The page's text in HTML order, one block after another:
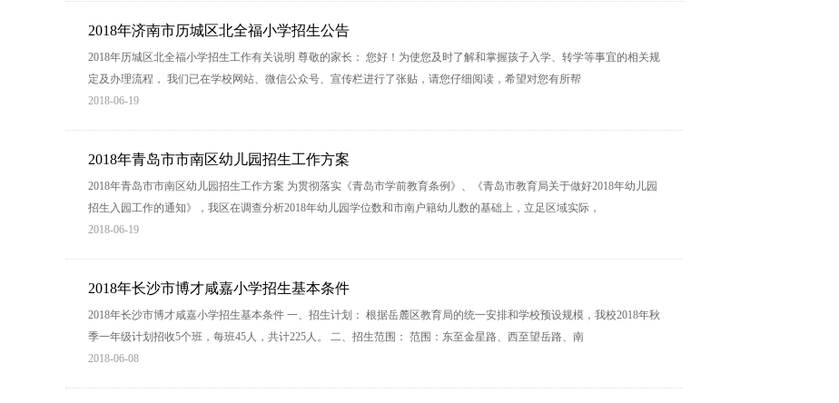
2018年济南市历城区北全福小学招生公告
2018年历城区北全福小学招生工作有关说明 尊敬的家长： 您好！为使您及时了解和掌握孩子入学、转学等事宜的相关规
定及办理流程， 我们已在学校网站、微信公众号、宣传栏进行了张贴，请您仔细阅读，希望对您有所帮
2018-06-19
2018年青岛市市南区幼儿园招生工作方案
2018年青岛市市南区幼儿园招生工作方案 为贯彻落实《青岛市学前教育条例》、《青岛市教育局关于做好2018年幼儿园
招生入园工作的通知》，我区在调查分析2018年幼儿园学位数和市南户籍幼儿数的基础上，立足区域实际，
2018-06-19
2018年长沙市博才咸嘉小学招生基本条件
2018年长沙市博才咸嘉小学招生基本条件 一、招生计划： 根据岳麓区教育局的统一安排和学校预设规模，我校2018年秋
季一年级计划招收5个班，每班45人，共计225人。 二、招生范围： 范围：东至金星路、西至望岳路、南
2018-06-08